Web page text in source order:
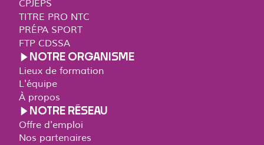
CPJEPS
TITRE PRO NTC
PRÉPA SPORT
FTP CDSSA
NOTRE ORGANISME
Lieux de formation
L'équipe
À propos
NOTRE RÉSEAU
Offre d'emploi
Nos partenaires